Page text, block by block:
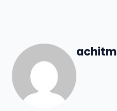
achitm